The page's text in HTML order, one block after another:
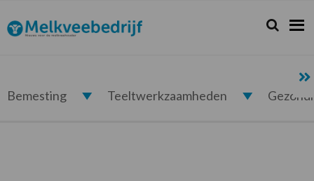
de
hoofdnavigatie
de
hoofd
de
eerste
de
voettekst
Melkveebedrijf.nl Zoeken...
Zoek
Bemesting Teeltwerkzaamheden